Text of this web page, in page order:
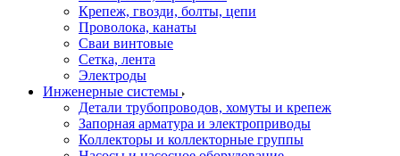
Крепеж, гвозди, болты, цепи
Проволока, канаты
Сваи винтовые
Сетка, лента
Электроды
Инженерные системы
Детали трубопроводов, хомуты и крепеж
Запорная арматура и электроприводы
Коллекторы и коллекторные группы